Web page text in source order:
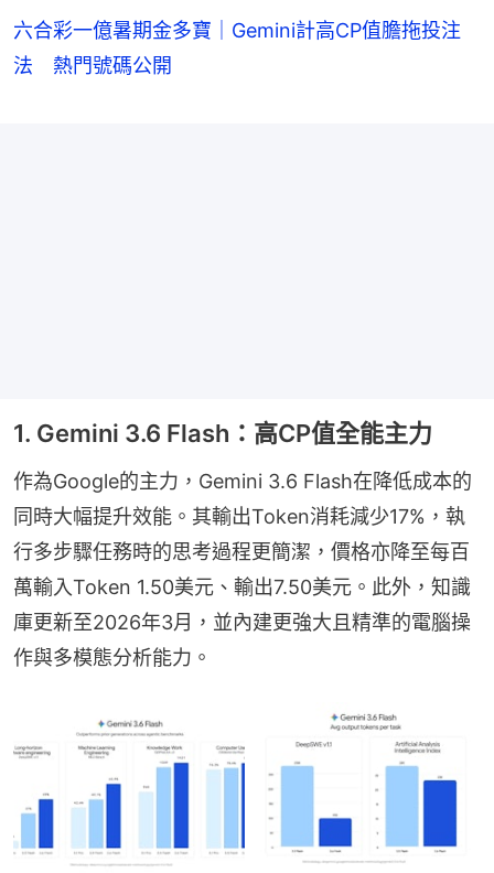
六合彩一億暑期金多寶｜Gemini計高CP值膽拖投注
法 熱門號碼公開
1. Gemini 3.6 Flash：高CP值全能主力
作為Google的主力，Gemini 3.6 Flash在降低成本的
同時大幅提升效能。其輸出Token消耗減少17%，執
行多步驟任務時的思考過程更簡潔，價格亦降至每百
萬輸入Token 1.50美元、輸出7.50美元。此外，知識
庫更新至2026年3月，並內建更強大且精準的電腦操
作與多模態分析能力。